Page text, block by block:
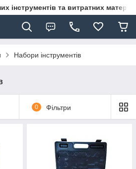
інструментів та витратних
Набори інструментів
0 Фільтри